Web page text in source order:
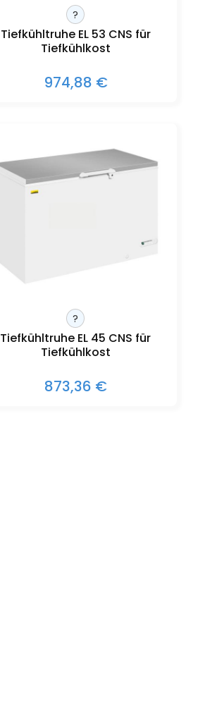
?
Tiefkühltruhe EL 53 CNS für
Tiefkühlkost
974,88 €
?
Tiefkühltruhe EL 45 CNS für
Tiefkühlkost
873,36 €